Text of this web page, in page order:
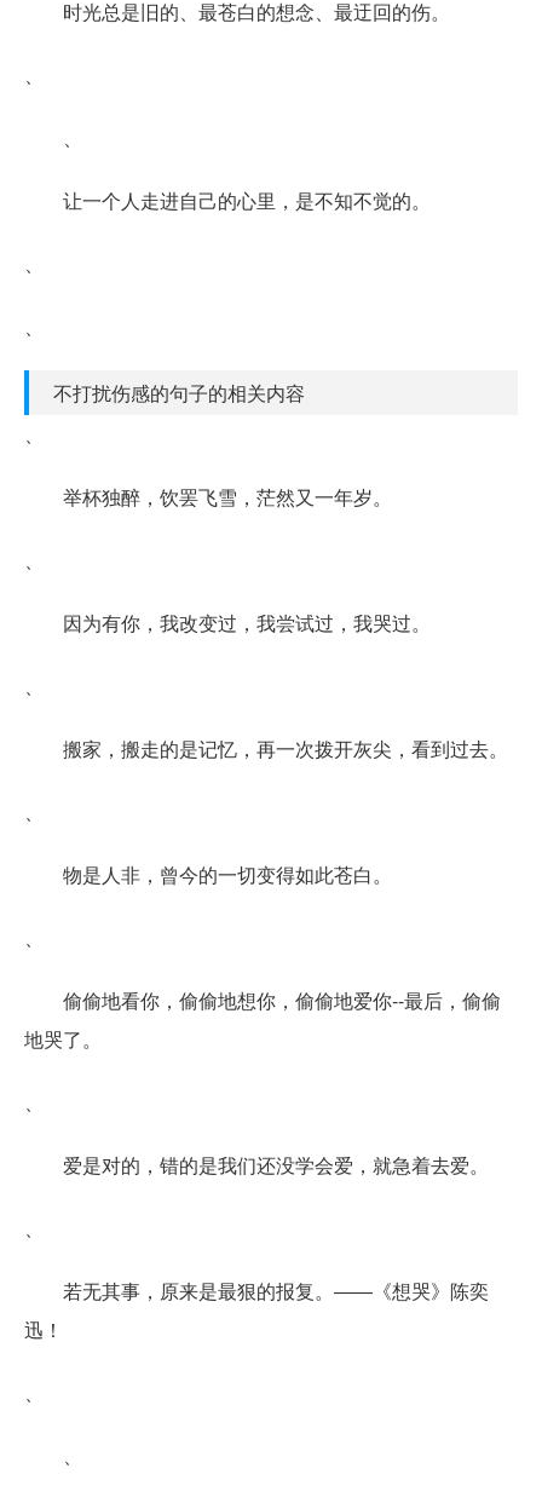
时光总是旧的、最苍白的想念、最迂回的伤。
、
、
让一个人走进自己的心里，是不知不觉的。
、
、
不打扰伤感的句子的相关内容
、
举杯独醉，饮罢飞雪，茫然又一年岁。
、
因为有你，我改变过，我尝试过，我哭过。
、
搬家，搬走的是记忆，再一次拨开灰尖，看到过去。
、
物是人非，曾今的一切变得如此苍白。
、
偷偷地看你，偷偷地想你，偷偷地爱你--最后，偷偷
地哭了。
、
爱是对的，错的是我们还没学会爱，就急着去爱。
、
若无其事，原来是最狠的报复。――《想哭》陈奕
迅！
、
、